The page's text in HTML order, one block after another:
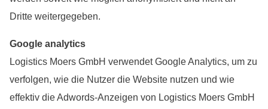
Dritte weitergegeben.
Google analytics
Logistics Moers GmbH verwendet Google Analytics, um zu
verfolgen, wie die Nutzer die Website nutzen und wie
effektiv die Adwords-Anzeigen von Logistics Moers GmbH